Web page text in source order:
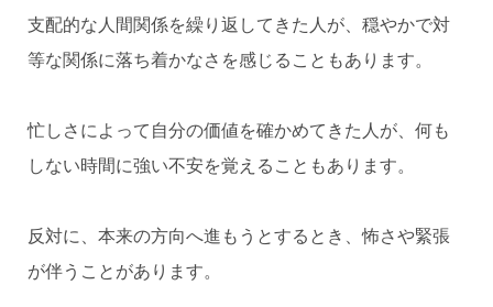
支配的な人間関係を繰り返してきた人が、穏やかで対
等な関係に落ち着かなさを感じることもあります。
忙しさによって自分の価値を確かめてきた人が、何も
しない時間に強い不安を覚えることもあります。
反対に、本来の方向へ進もうとするとき、怖さや緊張
が伴うことがあります。